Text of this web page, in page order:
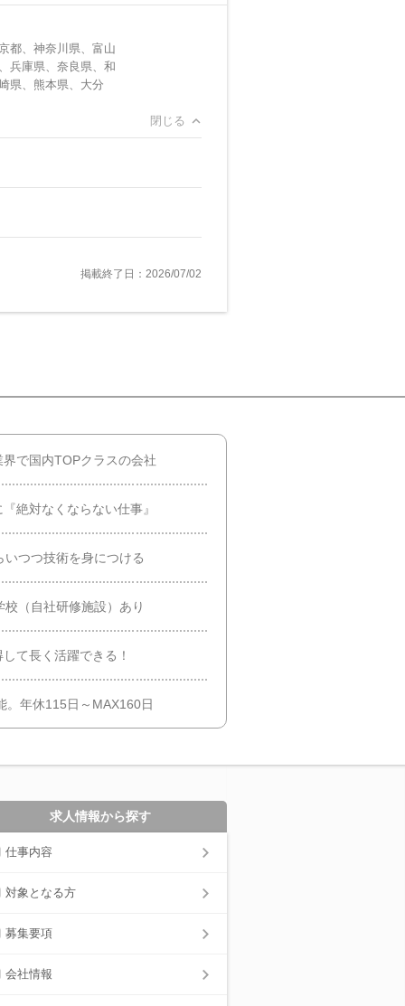
都、神奈川県、富山
兵庫県、奈良県、和
県、熊本県、大分
閉じる
掲載終了日：2026/07/02
で国内TOPクラスの会社
絶対なくならない仕事』
つつ技術を身につける
（自社研修施設）あり
て長く活躍できる！
年休115日～MAX160日
求人情報から探す
仕事内容
対象となる方
募集要項
会社情報